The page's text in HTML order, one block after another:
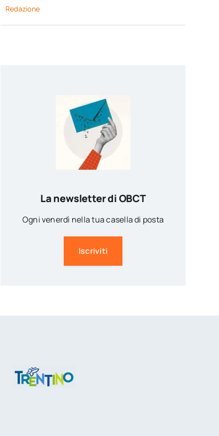
Redazione
La newsletter di OBCT
Ogni venerdì nella tua casella di posta
Iscriviti